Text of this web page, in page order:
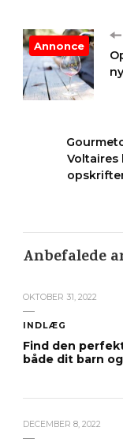
Annonce
Voltaires
Anbefalede
OKTOBER 31, 2022
INDLÆG
Find den
både dit barn
DECEMBER 8, 2022